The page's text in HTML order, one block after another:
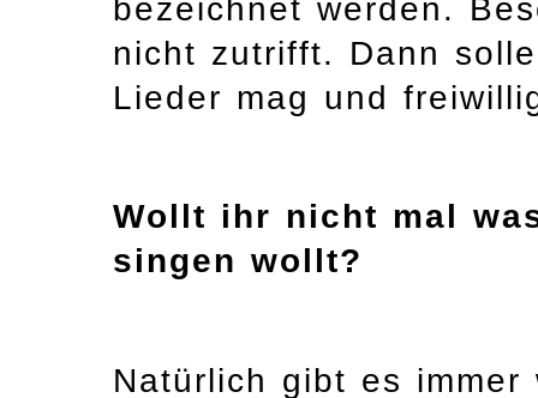
bezeichnet werden.
nicht zutrifft. Dann
Lieder mag und
Wollt ihr nicht mal
singen wollt?
Natürlich gibt es